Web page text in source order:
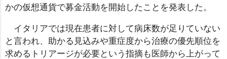
かの仮想通貨で募金活動を開始したことを発表した。
イタリアでは現在患者に対して病床数が足りていない
と言われ、助かる見込みや重症度から治療の優先順位を
求めるトリアージが必要という指摘も医師から上がって